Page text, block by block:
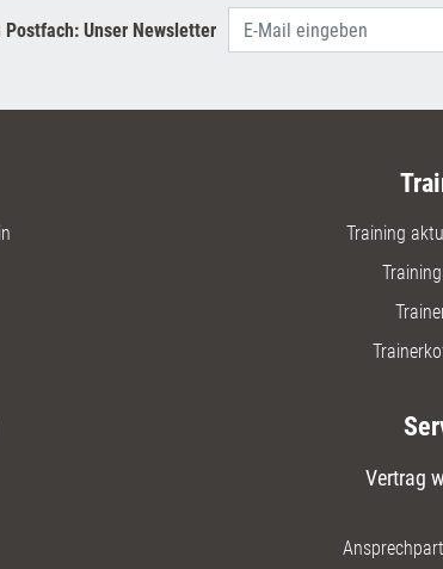
des
Unser Newsletter
Training
Vertrag